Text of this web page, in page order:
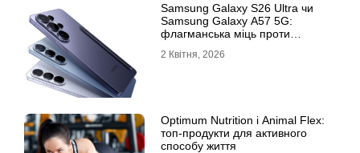
Samsung Galaxy S26 Ultra чи
Samsung Galaxy A57 5G:
флагманська міць проти
2 Квітня, 2026
Optimum Nutrition і Animal Flex:
топ-продукти для активного
способу життя